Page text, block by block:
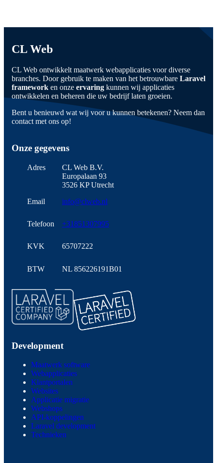
CL Web
CL Web ontwikkelt maatwerk webapplicaties voor diverse
branches. Door gebruik te maken van het betrouwbare Laravel
framework en onze ervaring kunnen wij applicaties
ontwikkelen en beheren die uw bedrijf laten groeien.
Bent u benieuwd wat wij voor u kunnen betekenen? Neem dan
contact met ons op!
Onze gegevens
Adres
CL Web B.V.
Europalaan 93
3526 KP Utrecht
Email
info@clweb.nl
Telefoon +31851307995
KVK 65707222
BTW NL 856226191B01
Development
Maatwerk software
Webapplicaties
Klantportalen
Websites
Applicatie migratie
Webshops
API-koppelingen
Laravel development
Technieken